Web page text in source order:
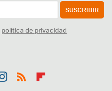
SUSCRIBIR
política de privacidad